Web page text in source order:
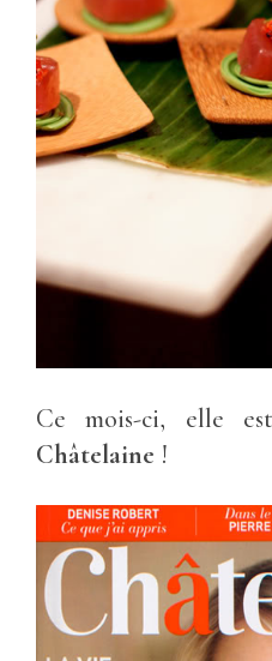
Ce mois-ci, elle
Châtelaine !